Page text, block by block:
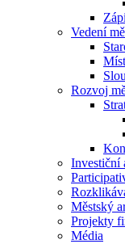
Vedení
Rozvoj
Investiční
Městský
Projekty
Média